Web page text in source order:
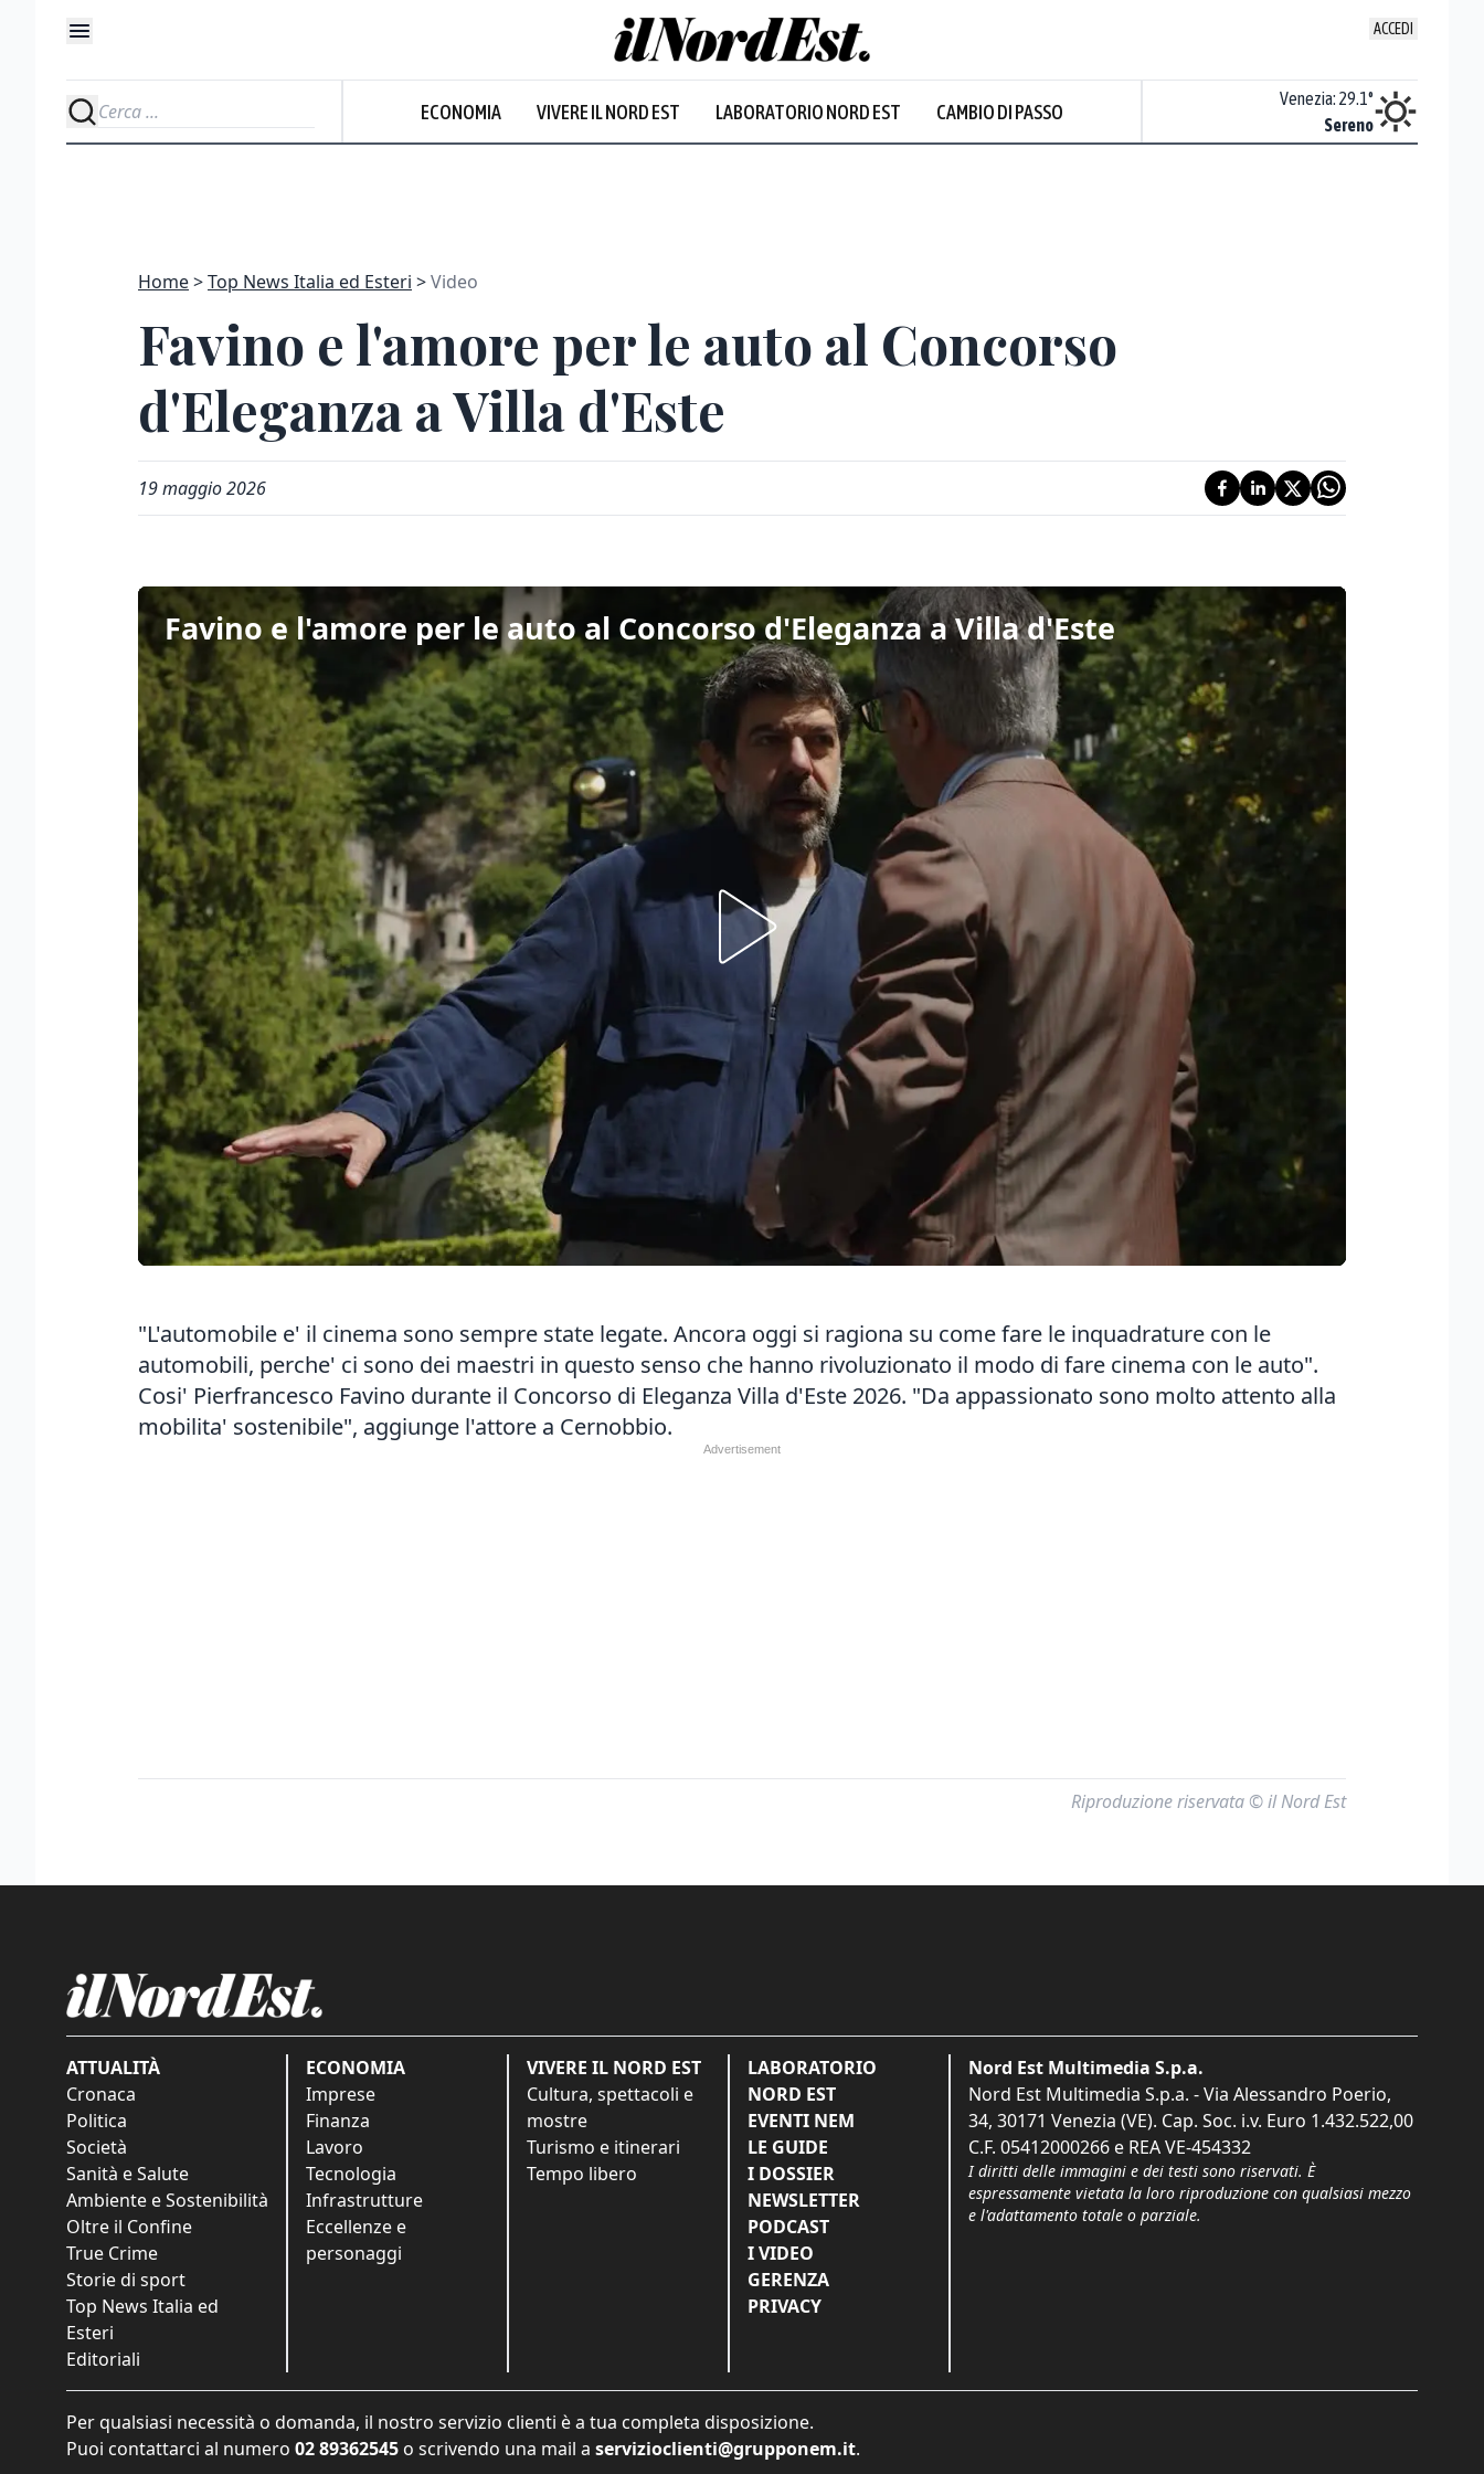
ACCEDI
ECONOMIA VIVERE IL NORD EST LABORATORIO NORD EST CAMBIO DI PASSO
Sereno
Venezia: 29.1°
Sereno
Home Top News Italia ed Esteri Video
Favino e l'amore per le auto al Concorso
d'Eleganza a Villa d'Este
19 maggio 2026
Favino e l'amore per le auto al Concorso d'Eleganza a Villa d'Este
"L'automobile e' il cinema sono sempre state legate. Ancora oggi si ragiona su come fare le inquadrature con le
automobili, perche' ci sono dei maestri in questo senso che hanno rivoluzionato il modo di fare cinema con le auto".
Cosi' Pierfrancesco Favino durante il Concorso di Eleganza Villa d'Este 2026. "Da appassionato sono molto attento alla
mobilita' sostenibile", aggiunge l'attore a Cernobbio.
Riproduzione riservata © il Nord Est
ATTUALITÀ
Cronaca
Politica
Società
Sanità e Salute
Ambiente e Sostenibilità
Oltre il Confine
True Crime
Storie di sport
Top News Italia ed
Esteri
Editoriali
ECONOMIA
Imprese
Finanza
Lavoro
Tecnologia
Infrastrutture
Eccellenze e
personaggi
VIVERE IL NORD EST
Cultura, spettacoli e
mostre
Turismo e itinerari
Tempo libero
LABORATORIO
NORD EST
EVENTI NEM
LE GUIDE
I DOSSIER
NEWSLETTER
PODCAST
I VIDEO
GERENZA
PRIVACY
Nord Est Multimedia S.p.a.
Nord Est Multimedia S.p.a. - Via Alessandro Poerio,
34, 30171 Venezia (VE). Cap. Soc. i.v. Euro 1.432.522,00
C.F. 05412000266 e REA VE-454332
I diritti delle immagini e dei testi sono riservati. È
espressamente vietata la loro riproduzione con qualsiasi mezzo
e l'adattamento totale o parziale.
Per qualsiasi necessità o domanda, il nostro servizio clienti è a tua completa disposizione.
Puoi contattarci al numero 02 89362545 o scrivendo una mail a servizioclienti@grupponem.it.